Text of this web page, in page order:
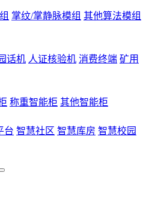
掌纹/掌静脉模组 其他算法模组
话机 人证核验机 消费终端 矿用
称重智能柜 其他智能柜
台 智慧社区 智慧库房 智慧校园